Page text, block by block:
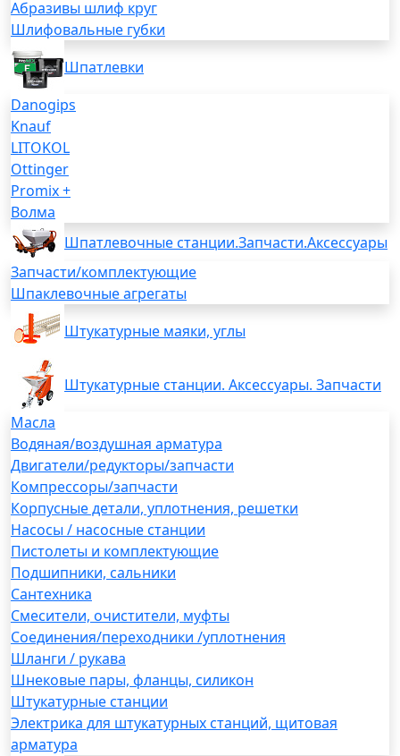
Абразивы шлиф круг
Шлифовальные губки
Шпатлевки
Danogips
Knauf
LITOKOL
Ottinger
Promix +
Волма
Шпатлевочные станции.Запчасти.Аксессуары
Запчасти/комплектующие
Шпаклевочные агрегаты
Штукатурные маяки, углы
Штукатурные станции. Аксессуары. Запчасти
Масла
Водяная/воздушная арматура
Двигатели/редукторы/запчасти
Компрессоры/запчасти
Корпусные детали, уплотнения, решетки
Насосы / насосные станции
Пистолеты и комплектующие
Подшипники, сальники
Сантехника
Смесители, очистители, муфты
Соединения/переходники /уплотнения
Шланги / рукава
Шнековые пары, фланцы, силикон
Штукатурные станции
Электрика для штукатурных станций, щитовая
арматура